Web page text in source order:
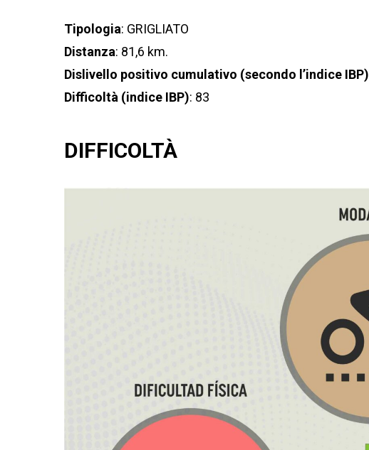
Tipologia: GRIGLIATO
Distanza: 81,6 km.
Dislivello positivo cumulativo (secondo l’indice IBP)
Difficoltà (indice IBP): 83
DIFFICOLTÀ